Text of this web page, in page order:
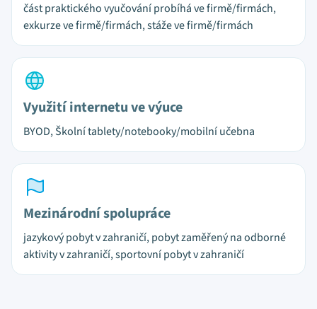
část praktického vyučování probíhá ve firmě/firmách,
exkurze ve firmě/firmách, stáže ve firmě/firmách
Využití internetu ve výuce
BYOD, Školní tablety/notebooky/mobilní učebna
Mezinárodní spolupráce
jazykový pobyt v zahraničí, pobyt zaměřený na odborné
aktivity v zahraničí, sportovní pobyt v zahraničí